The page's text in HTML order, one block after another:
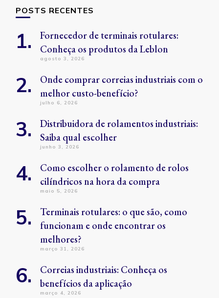
POSTS RECENTES
Fornecedor de terminais rotulares:
Conheça os produtos da Leblon
agosto 3, 2026
Onde comprar correias industriais com o
melhor custo-benefício?
julho 6, 2026
Distribuidora de rolamentos industriais:
Saiba qual escolher
junho 3, 2026
Como escolher o rolamento de rolos
cilíndricos na hora da compra
maio 5, 2026
Terminais rotulares: o que são, como
funcionam e onde encontrar os
melhores?
março 31, 2026
Correias industriais: Conheça os
benefícios da aplicação
março 4, 2026